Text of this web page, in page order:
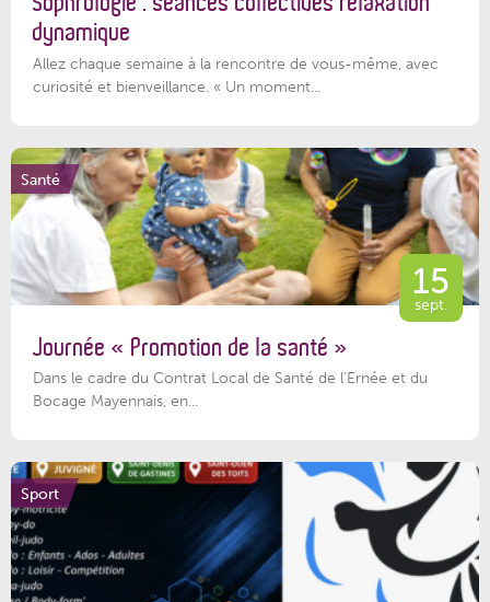
dynamique
Allez chaque semaine à la rencontre de vous-même, avec
curiosité et bienveillance. « Un moment...
Santé
15
sept.
Journée « Promotion de la santé »
Dans le cadre du Contrat Local de Santé de l’Ernée et du
Bocage Mayennais, en...
Sport